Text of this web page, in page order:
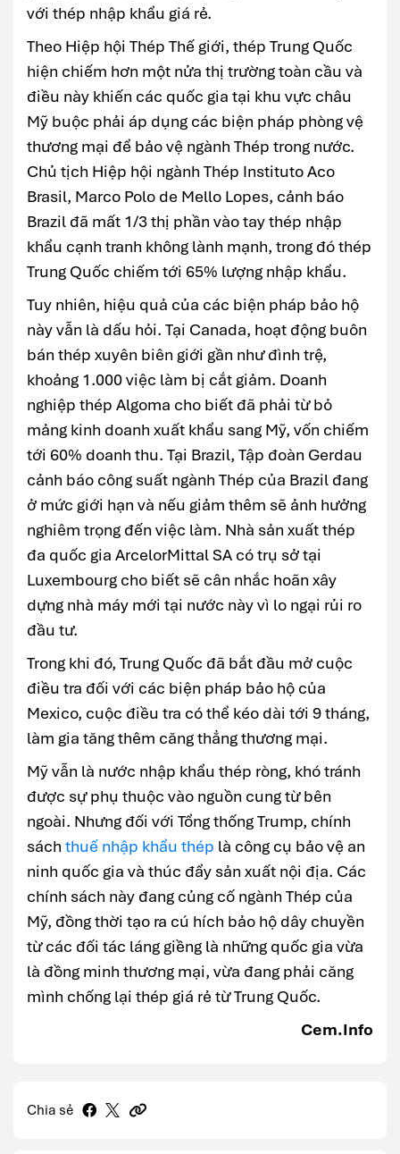
với thép nhập khẩu giá rẻ.
Theo Hiệp hội Thép Thế giới, thép Trung Quốc
hiện chiếm hơn một nửa thị trường toàn cầu và
điều này khiến các quốc gia tại khu vực châu
Mỹ buộc phải áp dụng các biện pháp phòng vệ
thương mại để bảo vệ ngành Thép trong nước.
Chủ tịch Hiệp hội ngành Thép Instituto Aco
Brasil, Marco Polo de Mello Lopes, cảnh báo
Brazil đã mất 1/3 thị phần vào tay thép nhập
khẩu cạnh tranh không lành mạnh, trong đó thép
Trung Quốc chiếm tới 65% lượng nhập khẩu.
Tuy nhiên, hiệu quả của các biện pháp bảo hộ
này vẫn là dấu hỏi. Tại Canada, hoạt động buôn
bán thép xuyên biên giới gần như đình trệ,
khoảng 1.000 việc làm bị cắt giảm. Doanh
nghiệp thép Algoma cho biết đã phải từ bỏ
mảng kinh doanh xuất khẩu sang Mỹ, vốn chiếm
tới 60% doanh thu. Tại Brazil, Tập đoàn Gerdau
cảnh báo công suất ngành Thép của Brazil đang
ở mức giới hạn và nếu giảm thêm sẽ ảnh hưởng
nghiêm trọng đến việc làm. Nhà sản xuất thép
đa quốc gia ArcelorMittal SA có trụ sở tại
Luxembourg cho biết sẽ cân nhắc hoãn xây
dựng nhà máy mới tại nước này vì lo ngại rủi ro
đầu tư.
Trong khi đó, Trung Quốc đã bắt đầu mở cuộc
điều tra đối với các biện pháp bảo hộ của
Mexico, cuộc điều tra có thể kéo dài tới 9 tháng,
làm gia tăng thêm căng thẳng thương mại.
Mỹ vẫn là nước nhập khẩu thép ròng, khó tránh
được sự phụ thuộc vào nguồn cung từ bên
ngoài. Nhưng đối với Tổng thống Trump, chính
sách thuế nhập khẩu thép là công cụ bảo vệ an
ninh quốc gia và thúc đẩy sản xuất nội địa. Các
chính sách này đang củng cố ngành Thép của
Mỹ, đồng thời tạo ra cú hích bảo hộ dây chuyền
từ các đối tác láng giềng là những quốc gia vừa
là đồng minh thương mại, vừa đang phải căng
mình chống lại thép giá rẻ từ Trung Quốc.
Cem.Info
Chia sẻ